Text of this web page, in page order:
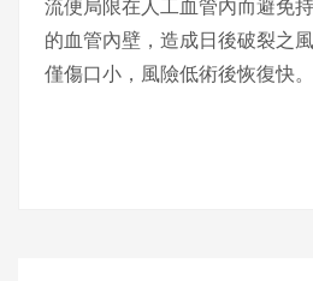
流便局限在人工血管內而避免
的血管內壁，造成日後破裂之
僅傷口小，風險低術後恢復快。